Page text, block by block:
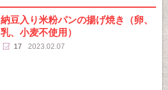
納豆入り米粉パンの揚げ焼き（卵、
乳、小麦不使用）
17 2023.02.07